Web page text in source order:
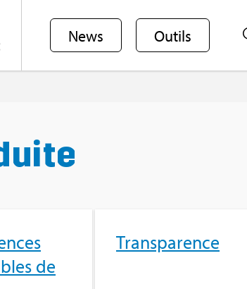
News Outils
de
Trans­pa­rence